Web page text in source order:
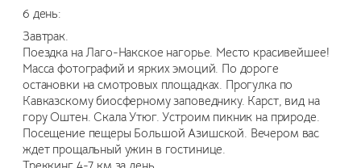
6 день:
Завтрак.
Поездка на Лаго-Накское нагорье. Место красивейшее!
Масса фотографий и ярких эмоций. По дороге
остановки на смотровых площадках. Прогулка по
Кавказскому биосферному заповеднику. Карст, вид на
гору Оштен. Скала Утюг. Устроим пикник на природе.
Посещение пещеры Большой Азишской. Вечером вас
ждет прощальный ужин в гостинице.